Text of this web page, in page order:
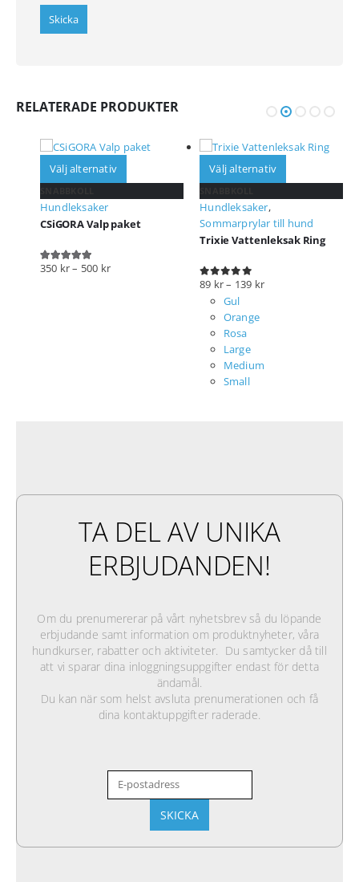
RELATERADE PRODUKTER
Välj alternativ
Hundleksaker
CSiGORA Valp paket
5.00 out of 5
350 kr– 500 kr
Välj alternativ
Hundleksaker,
Sommarprylar till hund
Trixie Vattenleksak Ring
0out of 5
89 kr– 139 kr
Gul
Orange
Rosa
Large
Medium
Small
TA DEL AV UNIKA
ERBJUDANDEN!
Om du prenumererar på vårt nyhetsbrev så du löpande
erbjudande samt information om produktnyheter, våra
hundkurser, rabatter och aktiviteter. Du samtycker då till
att vi sparar dina inloggningsuppgifter endast för detta
ändamål.
Du kan när som helst avsluta prenumerationen och få
dina kontaktuppgifter raderade.